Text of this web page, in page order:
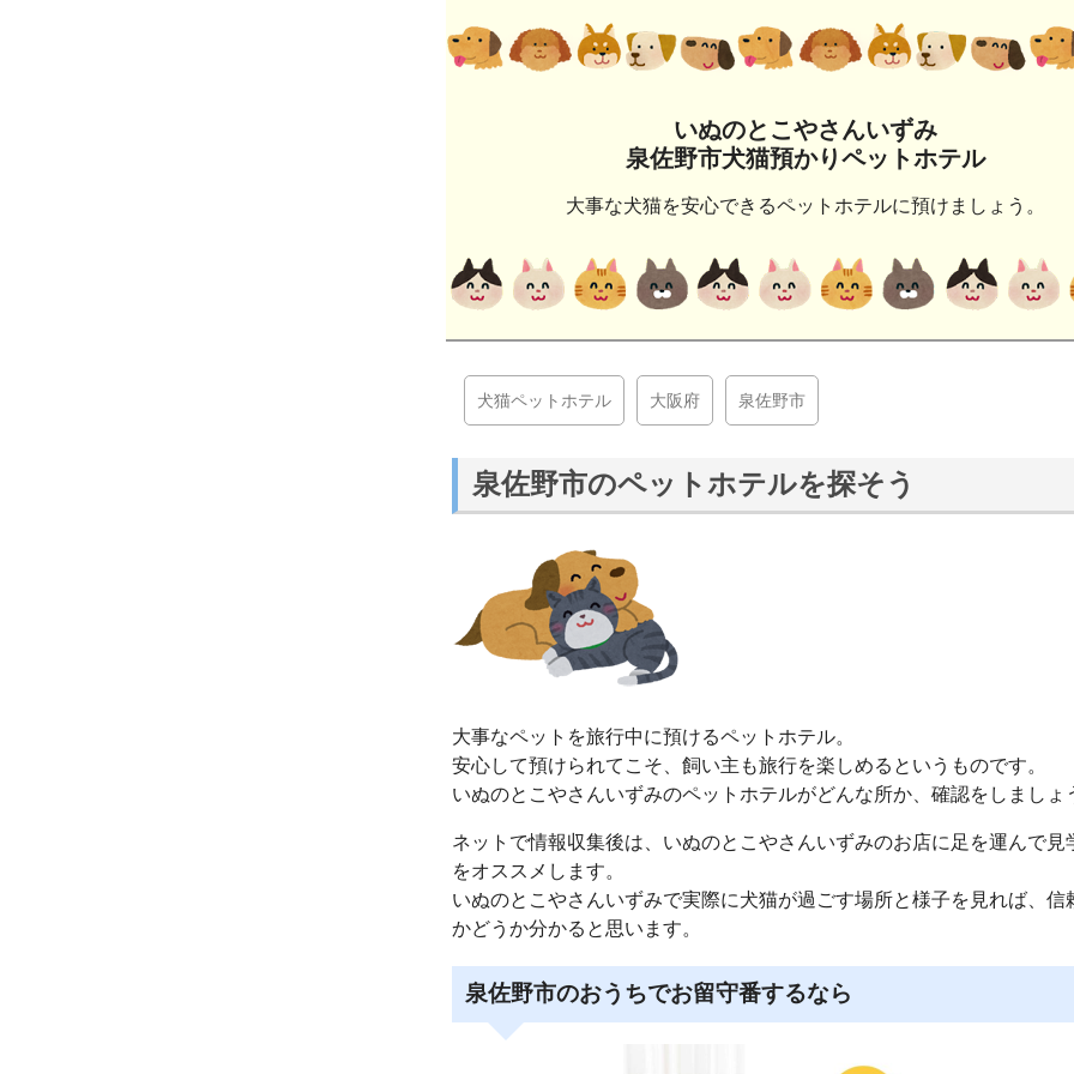
いぬのとこやさんいずみ
泉佐野市犬猫預かりペットホテル
大事な犬猫を安心できるペットホテルに預けましょう。
犬猫ペットホテル 大阪府 泉佐野市
泉佐野市のペットホテルを探そう
大事なペットを旅行中に預けるペットホテル。
安心して預けられてこそ、飼い主も旅行を楽しめるというものです。
いぬのとこやさんいずみのペットホテルがどんな所か、確認をしましょ
ネットで情報収集後は、いぬのとこやさんいずみのお店に足を運んで見
をオススメします。
いぬのとこやさんいずみで実際に犬猫が過ごす場所と様子を見れば、信
かどうか分かると思います。
泉佐野市のおうちでお留守番するなら